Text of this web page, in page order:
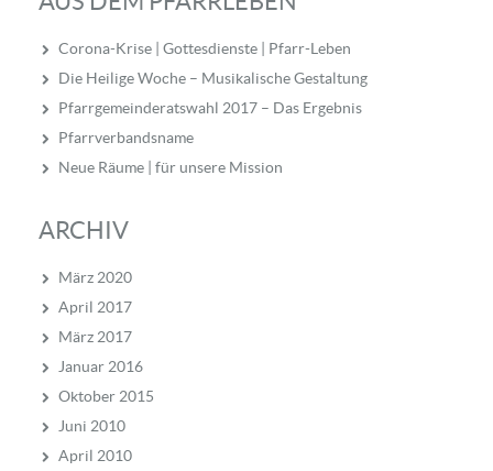
Corona-Krise | Gottesdienste | Pfarr-Leben
Die Heilige Woche – Musikalische Gestaltung
Pfarrgemeinderatswahl 2017 – Das Ergebnis
Pfarrverbandsname
Neue Räume | für unsere Mission
ARCHIV
März 2020
April 2017
März 2017
Januar 2016
Oktober 2015
Juni 2010
April 2010